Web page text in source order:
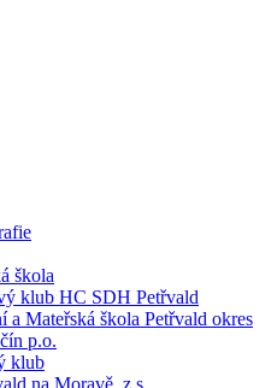
škola
klub HC SDH Petřvald
a Mateřská škola Petřvald okres
p.o.
klub
na Moravě, z.s.